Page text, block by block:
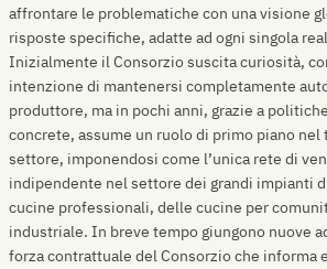
affrontare le problematiche con una visione
risposte specifiche, adatte ad ogni singola
Inizialmente il Consorzio suscita curiosità,
intenzione di mantenersi completamente
produttore, ma in pochi anni, grazie a
concrete, assume un ruolo di primo piano
settore, imponendosi come l’unica rete di
indipendente nel settore dei grandi impianti
cucine professionali, delle cucine per
industriale. In breve tempo giungono nuove
forza contrattuale del Consorzio che informa